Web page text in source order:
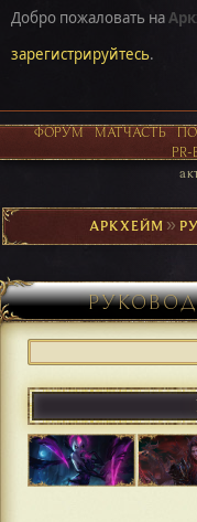
Добро пожаловать на
зарегистрируйтесь.
ФОРУМ МАТЧАСТЬ
АРКХЕЙМ ►